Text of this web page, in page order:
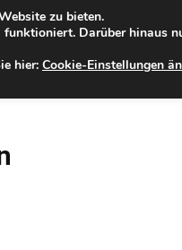
Zur Internet-Filiale der Förde
WERTPAPIERE
zu bieten.
Darüber hinaus
hier: Cookie-Einstellungen